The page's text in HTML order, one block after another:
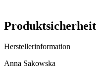
Produktsicherheit
Herstellerinformation
Anna Sakowska